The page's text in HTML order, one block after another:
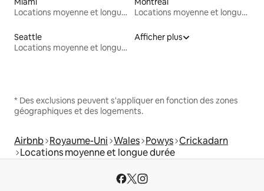
Locations moyenne et longue durée
Locations moyenne et longue durée
Seattle
Locations moyenne et longue durée
Afficher plus
* Des exclusions peuvent s'appliquer en fonction des zones
géographiques et des logements.
Airbnb Royaume-Uni Wales Powys Crickadarn
Locations moyenne et longue durée